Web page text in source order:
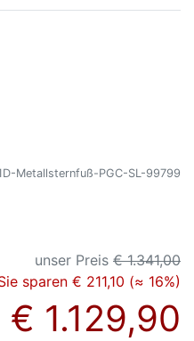
Metallsternfuß-PGC-SL-99799
unser Preis € 1.341,00
sparen € 211,10 (≈ 16%)
€ 1.129,90